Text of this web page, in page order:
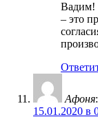
Вадим!
– это
Афоня:
15.01.2020 в